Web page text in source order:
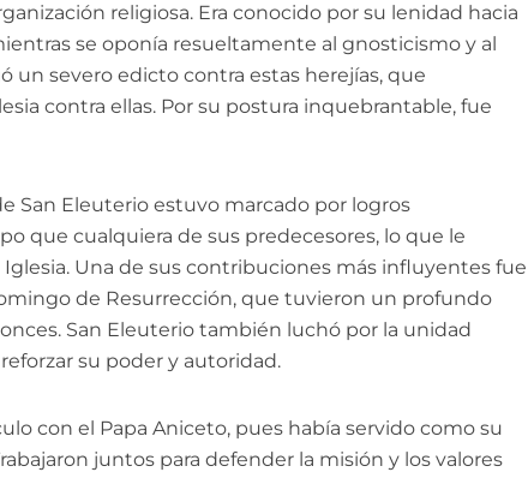
religiosa. Era conocido por su lenidad hacia
se oponía resueltamente al gnosticismo y al
un severo edicto contra estas herejías, que
contra ellas. Por su postura inquebrantable, fue
San Eleuterio estuvo marcado por logros
que cualquiera de sus predecesores, lo que le
Una de sus contribuciones más influyentes fue
de Resurrección, que tuvieron un profundo
San Eleuterio también luchó por la unidad
su poder y autoridad.
con el Papa Aniceto, pues había servido como su
juntos para defender la misión y los valores